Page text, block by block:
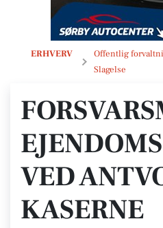
ERHVERV
Offentlig
Slagelse
Forsvarsministeriet
VED
KASERNE